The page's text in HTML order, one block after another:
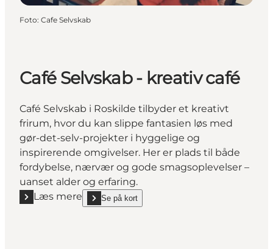
Foto: Cafe Selvskab
Café Selvskab - kreativ café
Café Selvskab i Roskilde tilbyder et kreativt
frirum, hvor du kan slippe fantasien løs med
gør-det-selv-projekter i hyggelige og
inspirerende omgivelser. Her er plads til både
fordybelse, nærvær og gode smagsoplevelser –
uanset alder og erfaring.
Læs mere
Læs mere "Café Selvskab - kreativ café"
Se på kort
show Café Selvskab - kreativ café on_map